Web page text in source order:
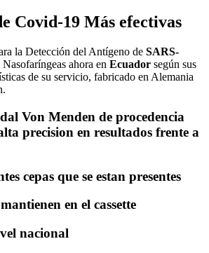
Covid-19 Más efectivas
la Detección del Antígeno de SARS-
ahora en Ecuador según sus
de su servicio, fabricado en Alemania
Von Menden de procedencia
precision en resultados frente a
cepas que se estan presentes
en el cassette
nacional